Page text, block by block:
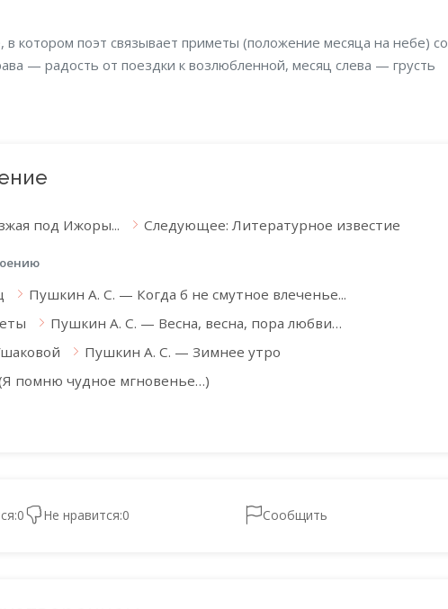
в котором поэт связывает приметы (положение месяца на небе) со
— радость от поездки к возлюбленной, месяц слева — грусть
под Ижоры... Следующее: Литературное известие
Пушкин А. С. — Когда б не смутное влеченье...
Пушкин А. С. — Весна, весна, пора любви…
Пушкин А. С. — Зимнее утро
помню чудное мгновенье…)
0 Не нравится:0 Сообщить